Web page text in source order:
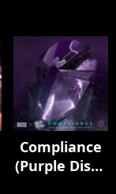
Compliance
(Purple Disco